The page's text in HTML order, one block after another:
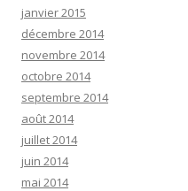
janvier 2015
décembre 2014
novembre 2014
octobre 2014
septembre 2014
août 2014
juillet 2014
juin 2014
mai 2014